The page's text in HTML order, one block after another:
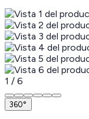
1 / 6
360°